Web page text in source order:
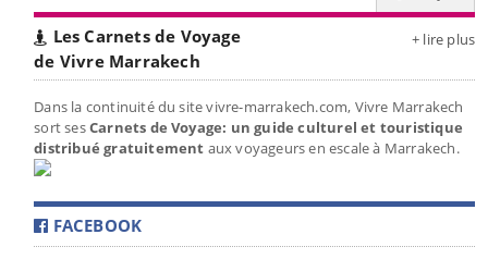
Les Carnets de Voyage
de Vivre Marrakech
+ lire plus
Dans la continuité du site vivre-marrakech.com, Vivre Marrakech
sort sesCarnets de Voyage: un guide culturel et touristique
distribué gratuitement aux voyageurs en escale à Marrakech.
FACEBOOK